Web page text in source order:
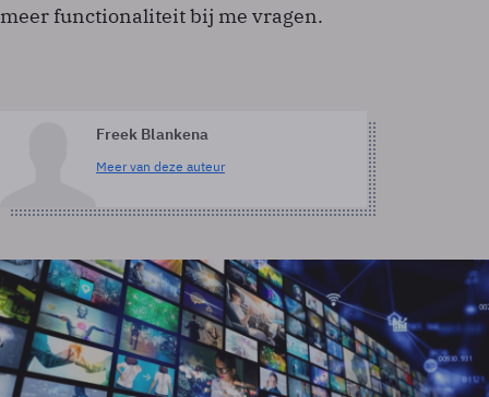
meer functionaliteit bij me vragen.
Freek Blankena
Meer van deze auteur